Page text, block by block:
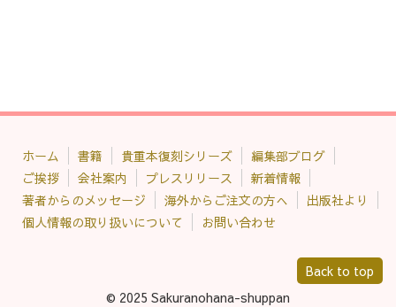
ホーム 書籍 貴重本復刻シリーズ
編集部ブログ
ご挨拶
会社案内 プレスリリース
新着情報
著者からのメッセージ
海外からご注文の方へ
出版社より
個人情報の取り扱いについて
お問い合わせ
Back to top
© 2025 Sakuranohana-shuppan